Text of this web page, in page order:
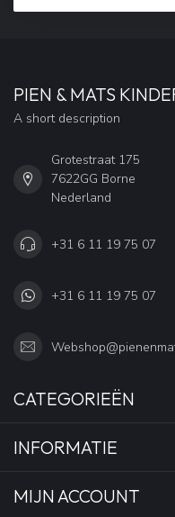
PIEN & MATS
A short description
Grotestraat 175
7622GG Borne
Nederland
+31 6 11 19 75 07
+31 6 11 19 75 07
CATEGORIEËN
INFORMATIE
MIJN ACCOUNT